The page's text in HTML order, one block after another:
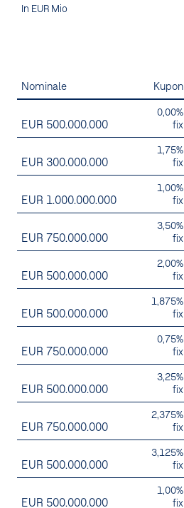
In EUR Mio
Nominale Kupon
EUR 500.000.000
0,00%
fix
EUR 300.000.000
1,75%
fix
EUR 1.000.000.000
1,00%
fix
EUR 750.000.000
3,50%
fix
EUR 500.000.000
2,00%
fix
EUR 500.000.000
1,875%
fix
EUR 750.000.000
0,75%
fix
EUR 500.000.000
3,25%
fix
EUR 750.000.000
2,375%
fix
EUR 500.000.000
3,125%
fix
EUR 500.000.000
1,00%
fix